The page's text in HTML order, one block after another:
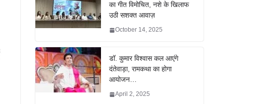
का गीत विमोचित, नशे के खिलाफ
उठी सशक्त आवाज़
October 14, 2025
डॉ. कुमार विश्वास कल आएंगे
दंतेवाड़ा, रामकथा का होगा
आयोजन…
April 2, 2025